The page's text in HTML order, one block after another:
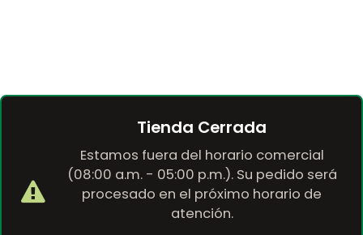
Tienda Cerrada
Estamos fuera del horario comercial
(08:00 a.m. - 05:00 p.m.). Su pedido será
procesado en el próximo horario de
atención.